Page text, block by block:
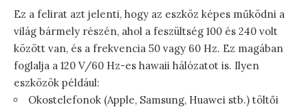
Ez a felirat azt jelenti, hogy az eszköz képes működni a
világ bármely részén, ahol a feszültség 100 és 240 volt
között van, és a frekvencia 50 vagy 60 Hz. Ez magában
foglalja a 120 V/60 Hz-es hawaii hálózatot is. Ilyen
eszközök például:
Okostelefonok (Apple, Samsung, Huawei stb.) töltői